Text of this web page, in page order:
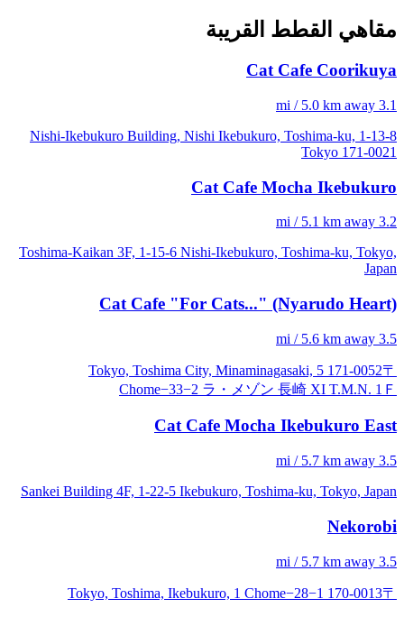
مقاهي القطط القريبة
Cat Cafe Coorikuya
3.1 mi / 5.0 km away
1-13-8 Nishi-Ikebukuro Building, Nishi Ikebukuro, Toshima-ku,
Tokyo 171-0021
Cat Cafe Mocha Ikebukuro
3.2 mi / 5.1 km away
Toshima-Kaikan 3F, 1-15-6 Nishi-Ikebukuro, Toshima-ku, Tokyo,
Japan
Cat Cafe "For Cats..." (Nyarudo Heart)
3.5 mi / 5.6 km away
〒171-0052 Tokyo, Toshima City, Minaminagasaki, 5
Chome−33−2 ラ・メゾン 長崎 XI T.M.N. 1Ｆ
Cat Cafe Mocha Ikebukuro East
3.5 mi / 5.7 km away
Sankei Building 4F, 1-22-5 Ikebukuro, Toshima-ku, Tokyo, Japan
Nekorobi
3.5 mi / 5.7 km away
〒170-0013 Tokyo, Toshima, Ikebukuro, 1 Chome−28−1